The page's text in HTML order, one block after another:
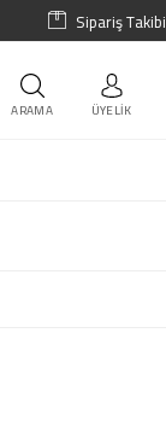
Sipariş Takibi
ARAMA ÜYELIK